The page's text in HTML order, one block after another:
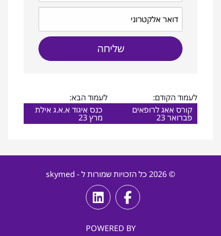
לעמוד הקודם:
קורס אאג לרופאים
פברואר 23
לעמוד הבא:
כנס איגוד א.א.ג אילת
מרץ 23
© 2026 כל הזכויות שמורות ל - skymed
POWERED BY